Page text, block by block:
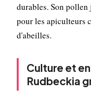
durables. Son
pour les apiculteurs
d'abeilles.
Culture et
Rudbeckia